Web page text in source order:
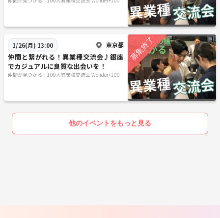
2.JRガードを左手に見て新橋方面に向かう。
3.右斜め前にカラオケ「BIG ECHO」が見えますので、
4.ガード沿いをそのまま直進すると右手に居酒屋「やきとん多吉有楽町
店」が見えてきます。この交差点（正面は帝国ホテルタワー）を右に曲
がり2つ目のビル「紫ビル」の8階です。袖看板に「WhiteKey」の表示
が出ていますのでこのビルの8階が会場の「WhiteKey」になります。み
＜地下鉄銀座駅（地下）からのアクセス方法＞
ブの地下街が見えます（スタバや飲食店などがあります）。この地下街
に入りそのまま、まっすぐ直進します。突き当りまで来ましたら地上に
1/26(月) 13:00 東京都
仲間と繋がれる！異業種交流会♪銀座
でカジュアルに良質な出会いを！
仲間が見つかる！100人異業種交流会 Wonder+100
他のイベントをもっと見る